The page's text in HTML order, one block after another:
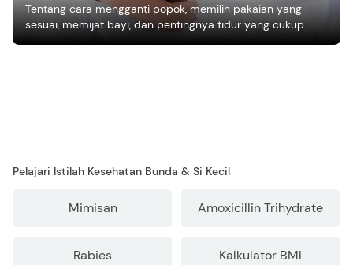
Tentang cara mengganti popok, memilih pakaian yang
sesuai, memijat bayi, dan pentingnya tidur yang cukup
bagi pertumbuhan bayi.
Pelajari Istilah Kesehatan Bunda & Si Kecil
Mimisan Amoxicillin Trihydrate
Rabies Kalkulator BMI